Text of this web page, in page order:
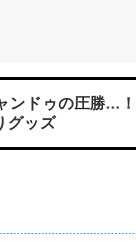
ンドゥの圧勝…
グッズ